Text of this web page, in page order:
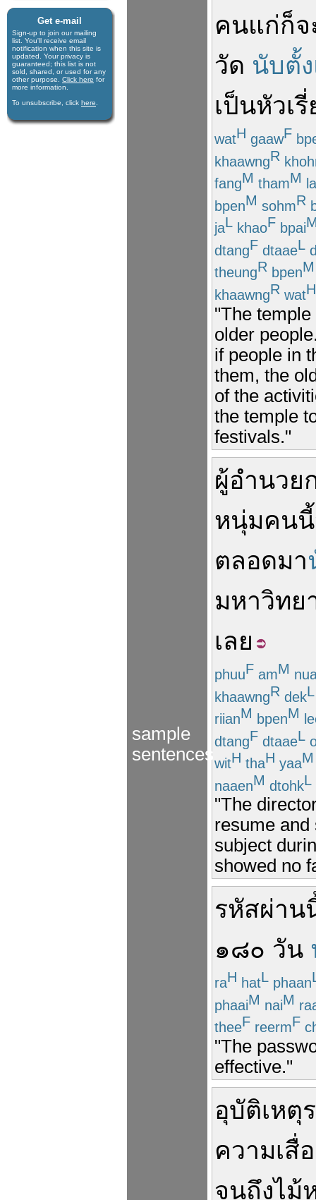
Get e-mail
Sign-up to join our mail­ing
list. You'll receive e­mail
notification when this site is
updated. Your privacy is
guaran­teed; this list is not
sold, shared, or used for any
other purpose. Click here for
more infor­mation.
To unsubscribe, click here
sample
sentences
คนแก่ก็จ
วัด นับตั้
เป็นหัวเ
watH gaawF
khaawngR
fangM thamM
bpenM sohmR
jaL khaoF bpai
dtangF dtaaeL
theungR bpenM
khaawngR watH
"The
older
if people in
them, the
of the
the temple
festivals."
ผู้อำนวย
หนุ่มคนนี้
ตลอดมา
มหาวิทย
เลย
phuuF amM
khaawngR dekL
riianM bpenM
dtangF dtaaeL
witH thaH yaaM
naaenM dtohkL
"The
resume and
subject
showed no
รหัสผ่าน
๑๘๐ วัน
raH hatL phaan
phaaiM naiM
theeF reermF
"The
effective."
อุบัติเหตุ
ความเสื่
จนถึงไม้